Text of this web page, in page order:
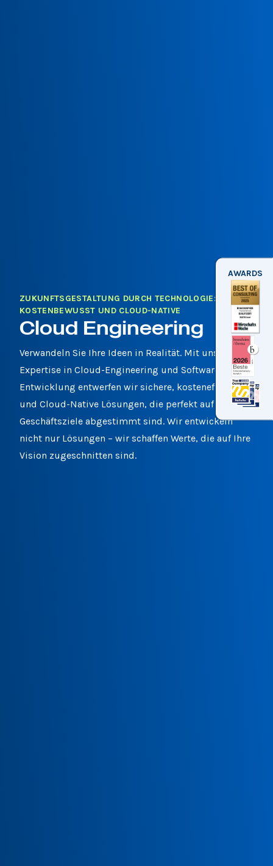
AWARDS
ZUKUNFTSGESTALTUNG DURCH TECHNOLOGIE: SICHER,
KOSTENBEWUSST UND CLOUD-NATIVE
Cloud Engineering
Verwandeln Sie Ihre Ideen in Realität. Mit unserer
Expertise in Cloud-Engineering und Software-
Entwicklung entwerfen wir sichere, kosteneffiziente
und Cloud-Native Lösungen, die perfekt auf Ihre
Geschäftsziele abgestimmt sind. Wir entwickeln
nicht nur Lösungen – wir schaffen Werte, die auf Ihre
Vision zugeschnitten sind.